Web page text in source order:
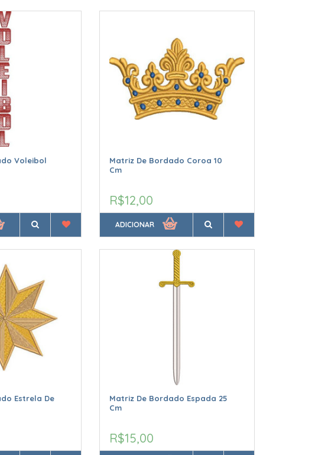
Voleibol
Matriz De Bordado Coroa 10
Cm
R$12,00
ADICIONAR
Estrela De
Matriz De Bordado Espada 25
Cm
R$15,00